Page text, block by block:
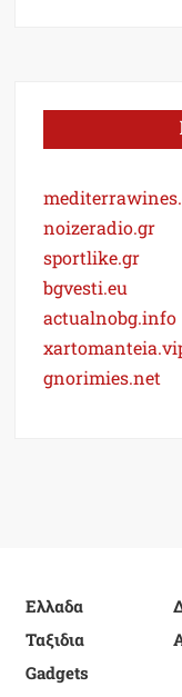
noizeradio.gr
sportlike.gr
bgvesti.eu
actualnobg.info
gnorimies.net
Ελλαδα
Ταξιδια
Gadgets